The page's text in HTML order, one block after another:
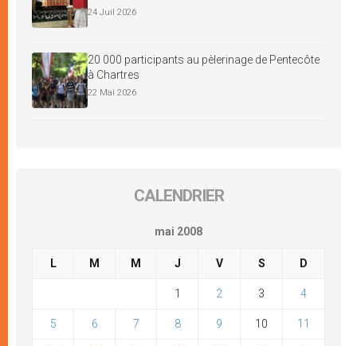
24 Juil 2026
20 000 participants au pèlerinage de Pentecôte
à Chartres
22 Mai 2026
CALENDRIER
mai 2008
L M M J V S D
1 2 3 4
5 6 7 8 9 10 11